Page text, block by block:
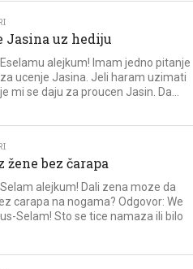
Jasina uz hediju
alejkum! Imam jedno pitanje
ucenje Jasina. Jeli haram uzimati
mi se daju za proucen Jasin. Da...
žene bez čarapa
alejkum! Dali zena moze da
carapa na nogama? Odgovor: We
Selam! Sto se tice namaza ili bilo